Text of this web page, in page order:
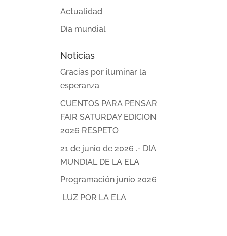
Actualidad
Día mundial
Noticias
Gracias por iluminar la
esperanza
CUENTOS PARA PENSAR
FAIR SATURDAY EDICION
2026 RESPETO
21 de junio de 2026 .- DIA
MUNDIAL DE LA ELA
Programación junio 2026
LUZ POR LA ELA